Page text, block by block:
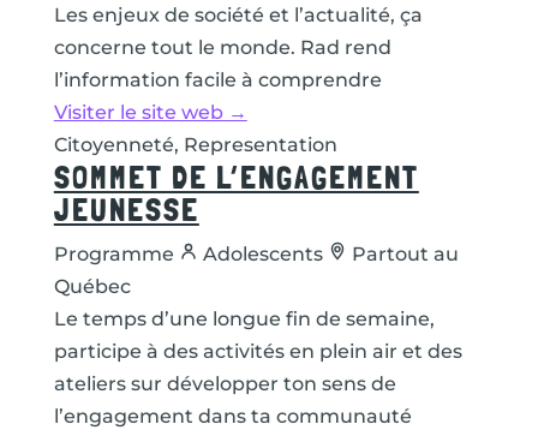
Les enjeux de société et l’actualité, ça
concerne tout le monde. Rad rend
l’information facile à comprendre
Visiter le site web →
Citoyenneté, Representation
SOMMET DE L’ENGAGEMENT
JEUNESSE
Programme Adolescents
Partout au
Québec
Le temps d’une longue fin de semaine,
participe à des activités en plein air et des
ateliers sur développer ton sens de
l’engagement dans ta communauté